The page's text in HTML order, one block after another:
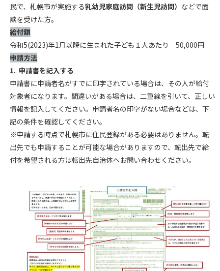
民で、札幌市が実施する乳幼児家庭訪問（新生児訪問） などで面
談を受けた方。
給付額
令和5(2023)年1月以降に生まれた子ども１人あたり 50,000円
申請方法
1. 申請書を記入する
申請書に申請者名がすでに印字されている場合は、その人が給付
対象者になります。間違いがある場合は、二重線を引いて、正しい
情報を記入してください。申請者名の印字がない場合などは、下
記の条件を確認してください。
※申請する時点で札幌市に住民登録がある必要はありません。転
出先でも申請することが可能な場合がありますので、転出先で給
付を希望される方は転出先自治体へお問い合わせください。